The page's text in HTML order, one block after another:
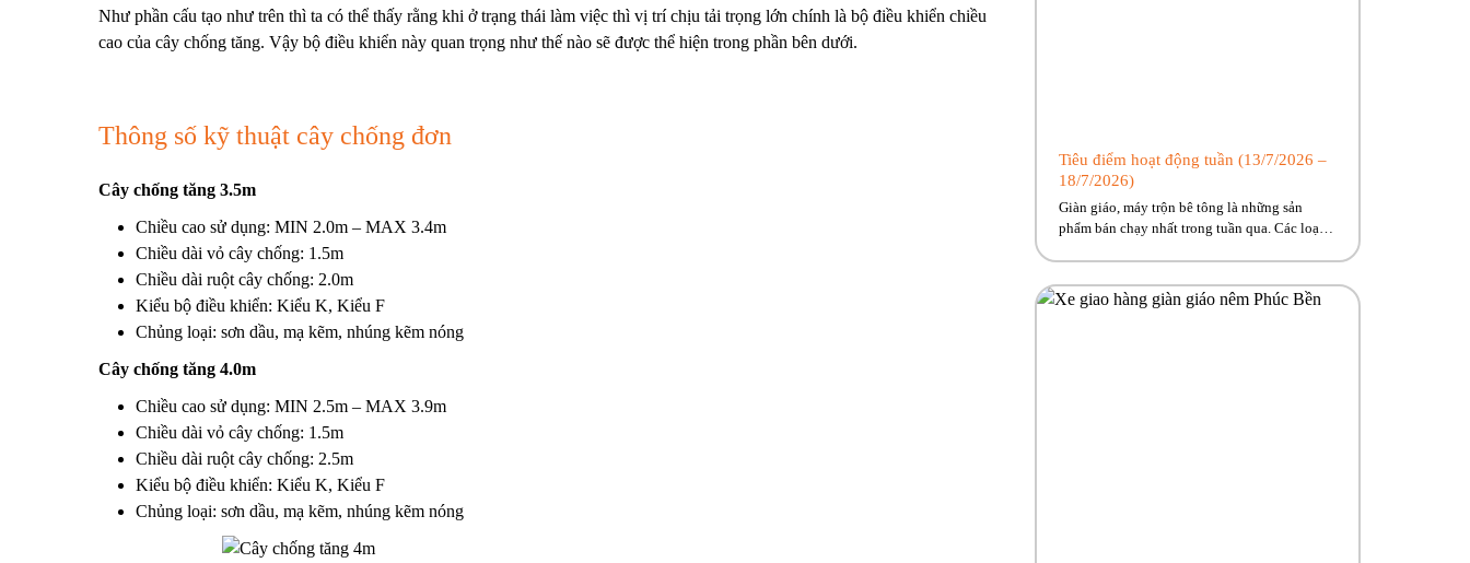
Như phần cấu tạo như trên thì ta có thể thấy rằng khi ở trạng thái làm việc thì vị trí chịu tải trọng lớn chính là bộ điều khiển chiều
cao của cây chống tăng. Vậy bộ điều khiển này quan trọng như thế nào sẽ được thể hiện trong phần bên dưới.
Thông số kỹ thuật cây chống đơn
Cây chống tăng 3.5m
Chiều cao sử dụng: MIN 2.0m – MAX 3.4m
Chiều dài vỏ cây chống: 1.5m
Chiều dài ruột cây chống: 2.0m
Kiểu bộ điều khiển: Kiểu K, Kiểu F
Chủng loại: sơn dầu, mạ kẽm, nhúng kẽm nóng
Cây chống tăng 4.0m
Chiều cao sử dụng: MIN 2.5m – MAX 3.9m
Chiều dài vỏ cây chống: 1.5m
Chiều dài ruột cây chống: 2.5m
Kiểu bộ điều khiển: Kiểu K, Kiểu F
Chủng loại: sơn dầu, mạ kẽm, nhúng kẽm nóng
Tiêu điểm hoạt động tuần (13/7/2026 –
18/7/2026)
Giàn giáo, máy trộn bê tông là những sản
phẩm bán chạy nhất trong tuần qua. Các loại
đón. Nhanh tay kẻo lỡ nào anh em ơi!! Hãy
cùng Phúc Bền điểm qua những hoạt động